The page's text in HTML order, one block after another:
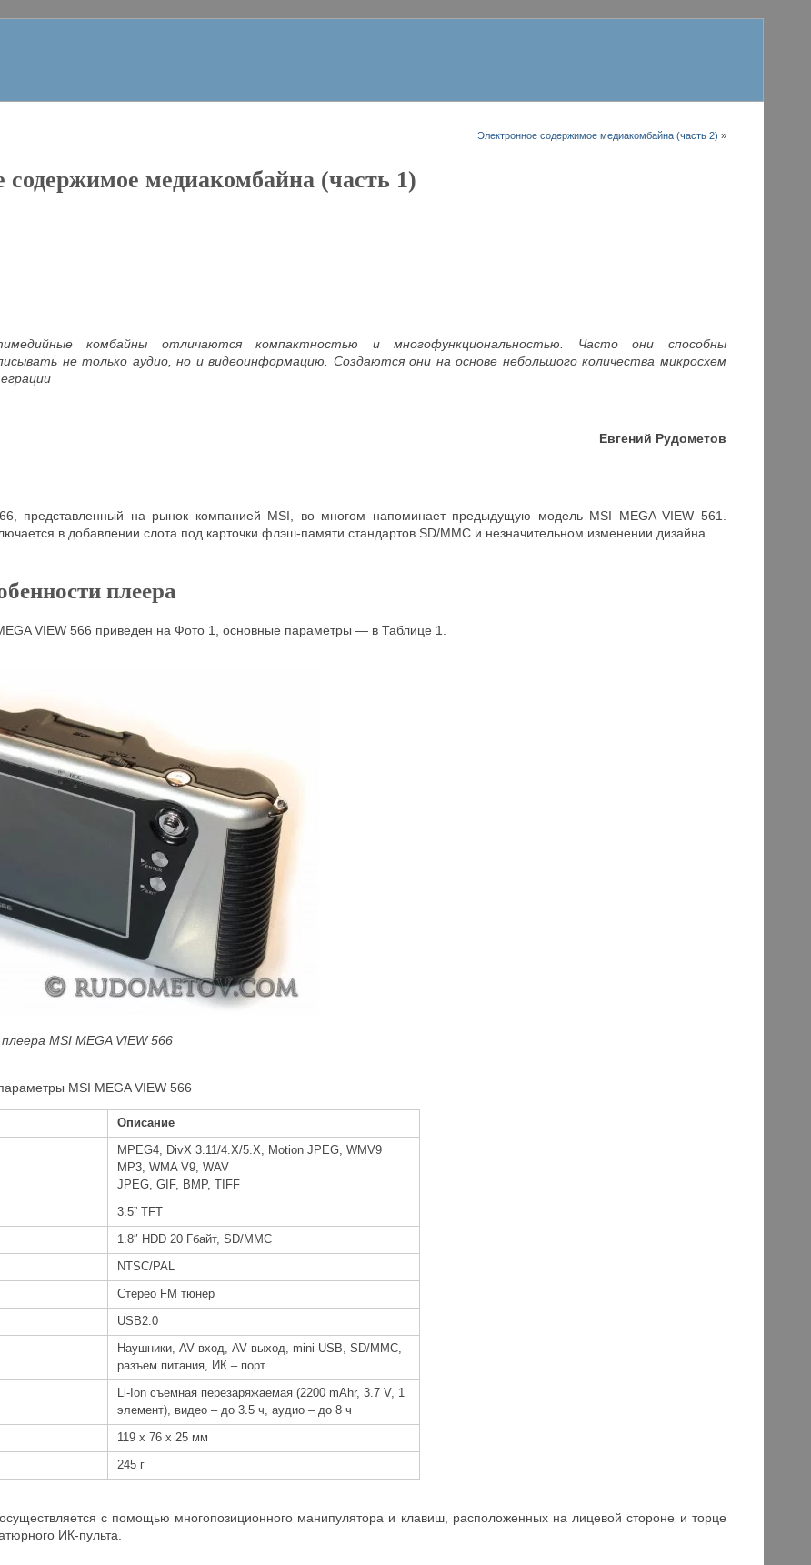
Электронное содержимое медиакомбайна (часть 2) »
содержимое медиакомбайна (часть 1)
комбайны отличаются компактностью и многофункциональностью. Часто они способны
не только аудио, но и видеоинформацию. Создаются они на основе небольшого количества микросхем
Евгений Рудометов
представленный на рынок компанией MSI, во многом напоминает предыдущую модель MSI MEGA VIEW 561.
в добавлении слота под карточки флэш-памяти стандартов SD/MMC и незначительном изменении дизайна.
плеера
VIEW 566 приведен на Фото 1, основные параметры — в Таблице 1.
MSI MEGA VIEW 566
MSI MEGA VIEW 566
Описание
MPEG4, DivX 3.11/4.X/5.X, Motion JPEG, WMV9
MP3, WMA V9, WAV
JPEG, GIF, BMP, TIFF
3.5” TFT
1.8″ HDD 20 Гбайт, SD/MMC
NTSC/PAL
Стерео FM тюнер
USB2.0
Наушники, AV вход, AV выход, mini-USB, SD/MMC,
разъем питания, ИК – порт
Li-Ion съемная перезаряжаемая (2200 mAhr, 3.7 V, 1
элемент), видео – до 3.5 ч, аудио – до 8 ч
119 x 76 x 25 мм
245 г
с помощью многопозиционного манипулятора и клавиш, расположенных на лицевой стороне и торце
ИК-пульта.